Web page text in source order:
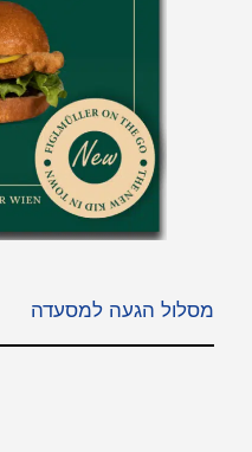
מסלול הגעה למסעדה